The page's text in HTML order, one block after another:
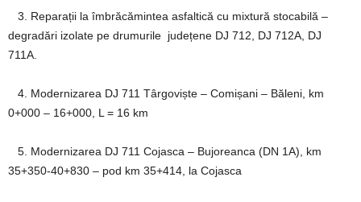
3. Reparații la îmbrăcămintea asfaltică cu mixtură stocabilă –
degradări izolate pe drumurile județene DJ 712, DJ 712A, DJ
711A.
4. Modernizarea DJ 711 Târgoviște – Comișani – Băleni, km
0+000 – 16+000, L = 16 km
5. Modernizarea DJ 711 Cojasca – Bujoreanca (DN 1A), km
35+350-40+830 – pod km 35+414, la Cojasca